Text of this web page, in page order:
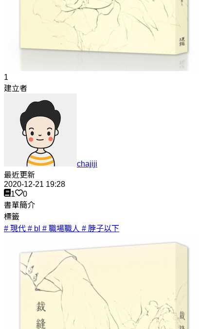
1
建立者
chajiji
最近更新
2020-12-21 19:28
1
0
書單簡介
標籤
# 現代 # bl # 職場職人 # 脖子以下